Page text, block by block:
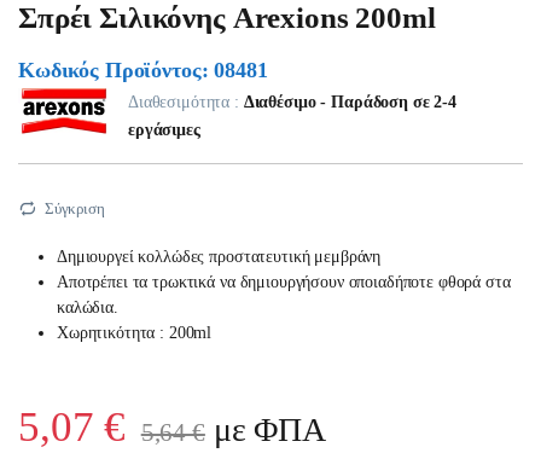
Σπρέι Σιλικόνης Arexions 200ml
Κωδικός Προϊόντος: 08481
Διαθεσιμότητα : Διαθέσιμο - Παράδοση σε 2-4
εργάσιμες
Σύγκριση
Δημιουργεί κολλώδες προστατευτική μεμβράνη
Αποτρέπει τα τρωκτικά να δημιουργήσουν οποιαδήποτε φθορά στα
καλώδια.
Χωρητικότητα : 200ml
5,07€ 5,64€με ΦΠΑ